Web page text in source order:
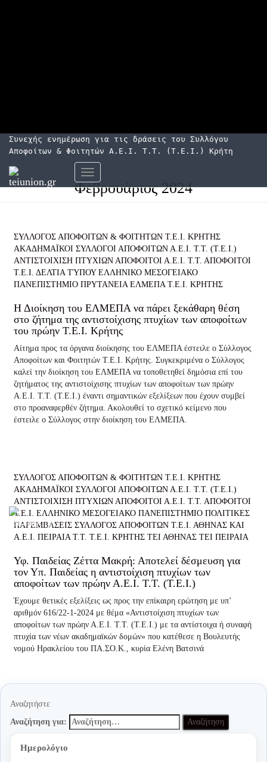
Συνεχής ενημέρωση για τις δράσεις του Συλλόγου
Αποφοίτων & Φοιτητών Α.Ε.Ι. Τ.Τ. (Τ.Ε.Ι.) Κρήτης
Εναλλαγή
πλοήγησης
Φεβρουάριος 2024
ΣΥΛΛΟΓΟΣ ΑΠΟΦΟΙΤΩΝ & ΦΟΙΤΗΤΩΝ Τ.Ε.Ι. ΚΡΗΤΗΣ
ΑΚΑΔΗΜΑΪΚΟΙ ΣΥΛΛΟΓΟΙ ΑΠΟΦΟΙΤΩΝ Α.Ε.Ι. Τ.Τ. (Τ.Ε.Ι.)
ΑΝΤΙΣΤΟΙΧΙΣΗ ΠΤΥΧΙΩΝ ΑΠΟΦΟΙΤΟΙ Α.Ε.Ι. Τ.Τ. ΑΠΟΦΟΙΤΟΙ
Τ.Ε.Ι. ΔΕΛΤΙΑ ΤΎΠΟΥ ΕΛΛΗΝΙΚΟ ΜΕΣΟΓΕΙΑΚΟ
ΠΑΝΕΠΙΣΤΗΜΙΟ ΠΡΥΤΑΝΕΙΑ ΕΛΜΕΠΑ Τ.Ε.Ι. ΚΡΗΤΗΣ
Η Διοίκηση του ΕΛΜΕΠΑ να πάρει ξεκάθαρη θέση
στο ζήτημα της αντιστοίχισης πτυχίων των αποφοίτων
του πρώην Τ.Ε.Ι. Κρήτης
Αίτημα προς τα όργανα διοίκησης του ΕΛΜΕΠΑ έστειλε ο Σύλλογος
Αποφοίτων και Φοιτητών Τ.Ε.Ι. Κρήτης. Συγκεκριμένα ο Σύλλογος
καλεί την διοίκηση του ΕΛΜΕΠΑ να τοποθετηθεί δημόσια επί του
ζητήματος της αντιστοίχισης πτυχίων των αποφοίτων των πρώην
Α.Ε.Ι. Τ.Τ. (Τ.Ε.Ι.) έναντι σημαντικών εξελίξεων που έχουν συμβεί
στο προαναφερθέν ζήτημα. Ακολουθεί το σχετικό κείμενο που
έστειλε ο Σύλλογος στην διοίκηση του ΕΛΜΕΠΑ.
ΣΥΛΛΟΓΟΣ ΑΠΟΦΟΙΤΩΝ & ΦΟΙΤΗΤΩΝ Τ.Ε.Ι. ΚΡΗΤΗΣ
ΑΚΑΔΗΜΑΪΚΟΙ ΣΥΛΛΟΓΟΙ ΑΠΟΦΟΙΤΩΝ Α.Ε.Ι. Τ.Τ. (Τ.Ε.Ι.)
ΑΝΤΙΣΤΟΙΧΙΣΗ ΠΤΥΧΙΩΝ ΑΠΟΦΟΙΤΟΙ Α.Ε.Ι. Τ.Τ. ΑΠΟΦΟΙΤΟΙ
Τ.Ε.Ι. ΕΛΛΗΝΙΚΟ ΜΕΣΟΓΕΙΑΚΟ ΠΑΝΕΠΙΣΤΗΜΙΟ ΠΟΛΙΤΙΚΕΣ
ΠΑΡΕΜΒΑΣΕΙΣ ΣΥΛΛΟΓΟΣ ΑΠΟΦΟΙΤΩΝ Τ.Ε.Ι. ΑΘΗΝΑΣ ΚΑΙ
Α.Ε.Ι. ΠΕΙΡΑΙΑ Τ.Τ. Τ.Ε.Ι. ΚΡΗΤΗΣ ΤΕΙ ΑΘΗΝΑΣ ΤΕΙ ΠΕΙΡΑΙΑ
Υφ. Παιδείας Ζέττα Μακρή: Αποτελεί δέσμευση για
τον Υπ. Παιδείας η αντιστοίχιση πτυχίων των
αποφοίτων των πρώην Α.Ε.Ι. Τ.Τ. (Τ.Ε.Ι.)
Έχουμε θετικές εξελίξεις ως προς την επίκαιρη ερώτηση με υπ’
αριθμόν 616/22-1-2024 με θέμα «Αντιστοίχιση πτυχίων των
αποφοίτων των πρώην Α.Ε.Ι. Τ.Τ. (Τ.Ε.Ι.) με τα αντίστοιχα ή συναφή
πτυχία των νέων ακαδημαϊκών δομών» που κατέθεσε η Βουλευτής
νομού Ηρακλείου του ΠΑ.ΣΟ.Κ., κυρία Ελένη Βατσινά
Αναζητήστε
Αναζήτηση για:
Ημερολόγιο